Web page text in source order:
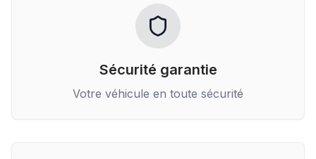
Sécurité garantie
Votre véhicule en toute sécurité